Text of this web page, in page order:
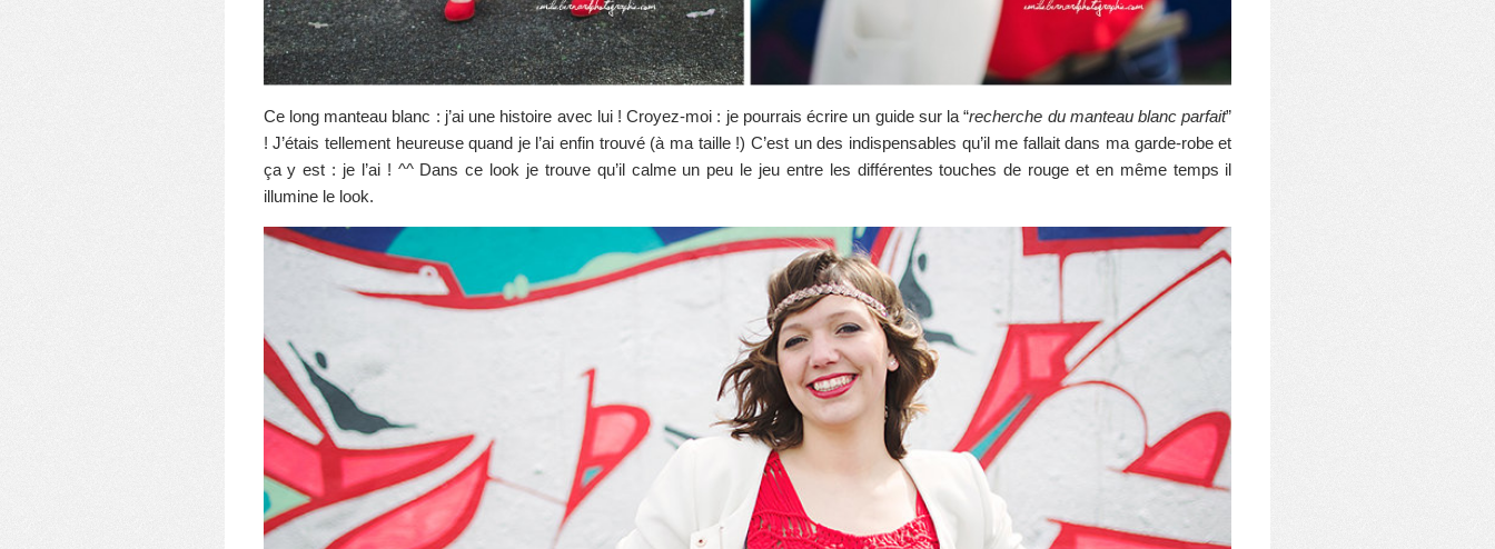
Ce long manteau blanc : j’ai une histoire avec lui ! Croyez-moi : je pourrais écrire un guide sur la “recherche du manteau blanc parfait”
! J’étais tellement heureuse quand je l’ai enfin trouvé (à ma taille !) C’est un des indispensables qu’il me fallait dans ma garde-robe et
ça y est : je l’ai ! ^^ Dans ce look je trouve qu’il calme un peu le jeu entre les différentes touches de rouge et en même temps il
illumine le look.